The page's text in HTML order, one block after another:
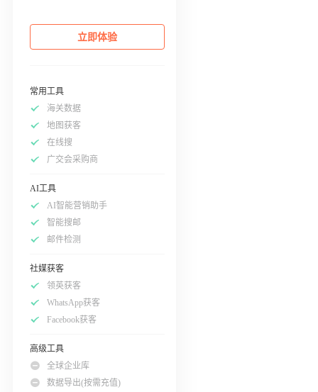
立即体验
常用工具
海关数据
地图获客
在线搜
广交会采购商
AI工具
AI智能营销助手
智能搜邮
邮件检测
社媒获客
领英获客
WhatsApp获客
Facebook获客
高级工具
全球企业库
数据导出(按需充值)